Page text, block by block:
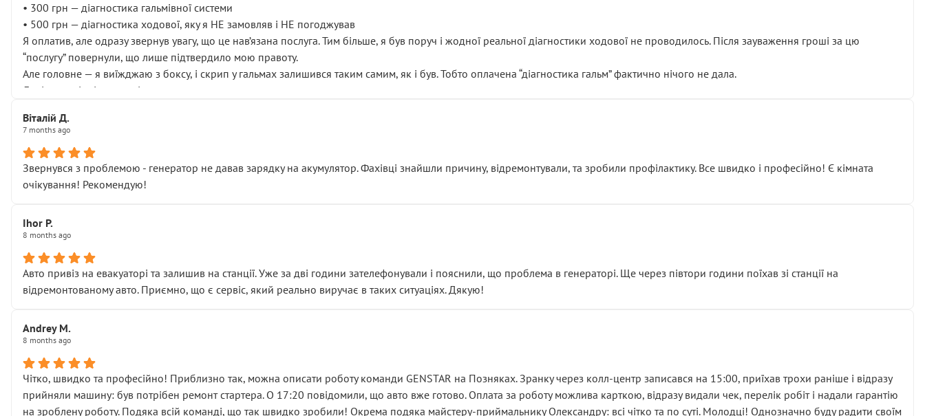
• 300 грн — діагностика гальмівної системи
• 500 грн — діагностика ходової, яку я НЕ замовляв і НЕ погоджував
Я оплатив, але одразу звернув увагу, що це нав’язана послуга. Тим більше, я був поруч і жодної реальної діагностики ходової не проводилось. Після зауваження гроші за цю
“послугу” повернули, що лише підтвердило мою правоту.
Але головне — я виїжджаю з боксу, і скрип у гальмах залишився таким самим, як і був. Тобто оплачена “діагностика гальм” фактично нічого не дала.
Далі ситуація тільки погіршилась:
• що біля авто стояти вже не можна
( ну все зняли та доробили) дякую!
Окремий момент, який виглядає абсурдно:
мені заявили, що бачок гальмівної рідини потрібно міняти разом із головним гальмівним циліндром у зборі.
Що прикро — це не перший мій візит. Раніше міняв у вас стартер, і тоді сервіс наче справив хороше враження. Але згодом знайшов декілька гайок під лобовим склом. Мені
пояснили, що це “старі гайки, які відкручували”, і попросили не хвилюватися. ( надіюсь новий власник, не застяг в полі))
Але після нинішнього візиту такі дрібниці вже не здаються дрібницями.
Я — клієнт, який працює на довірі, і саме її цей сервіс серйозно підірвав.
Хотілося б більше:
• прозорості в роботах і рахунках
• реальної діагностики, а не формального “подивились і поїхав”
На жаль, складається враження, що сервіс працює не на якість, а “аби швидше і дорожче”. Саме це і псує загальне враження та бажання повертатися.
Стосовно комунікації - все добре
Віталій Д.
7 months ago
Звернувся з проблемою - генератор не давав зарядку на акумулятор. Фахівці знайшли причину, відремонтували, та зробили профілактику. Все швидко і професійно! Є кімната
очікування! Рекомендую!
Ihor P.
8 months ago
Авто привіз на евакуаторі та залишив на станції. Уже за дві години зателефонували і пояснили, що проблема в генераторі. Ще через півтори години поїхав зі станції на
відремонтованому авто. Приємно, що є сервіс, який реально виручає в таких ситуаціях. Дякую!
Andrey M.
8 months ago
Чітко, швидко та професійно! Приблизно так, можна описати роботу команди GENSTAR на Позняках. Зранку через колл-центр записався на 15:00, приїхав трохи раніше і відразу
прийняли машину: був потрібен ремонт стартера. О 17:20 повідомили, що авто вже готово. Оплата за роботу можлива карткою, відразу видали чек, перелік робіт і надали гарантію
на зроблену роботу. Подяка всій команді, що так швидко зробили! Окрема подяка майстеру-приймальнику Олександру: всі чітко та по суті. Молодці! Однозначно буду радити своїм